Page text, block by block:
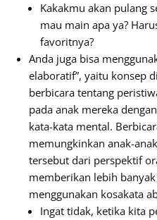
Kakakmu akan pulang
mau main apa ya?
favoritnya?
Anda juga bisa
elaboratif”, yaitu konsep
berbicara tentang
pada anak mereka
kata-kata mental.
memungkinkan anak-
tersebut dari perspektif
memberikan lebih
menggunakan kosakata
Ingat tidak, ketika kita